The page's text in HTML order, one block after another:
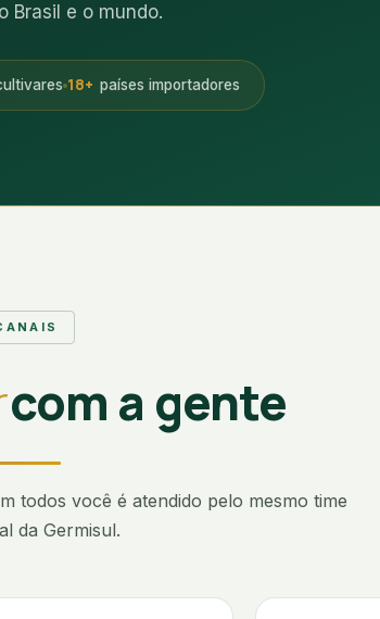
Brasil e o mundo.
18+ países importadores
com a gente
todos você é atendido pelo mesmo time
da Germisul.